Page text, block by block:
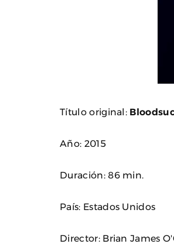
Título original:
Año: 2015
Duración: 86 min.
País: Estados Unidos
Director: Brian James